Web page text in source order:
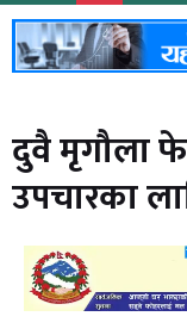
दुवै मृगौला
उपचारका